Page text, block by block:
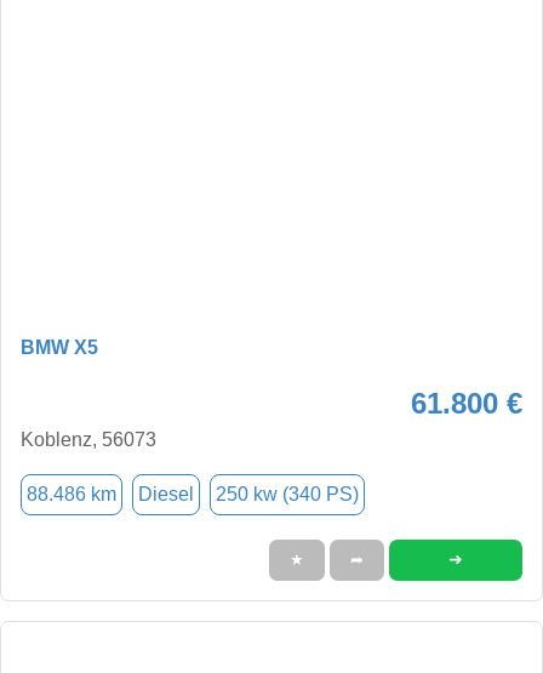
BMW X5
61.800 €
Koblenz, 56073
88.486 km Diesel 250 kw (340 PS)
★ ➦ ➜